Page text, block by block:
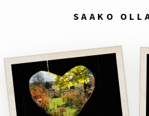
SAAKO